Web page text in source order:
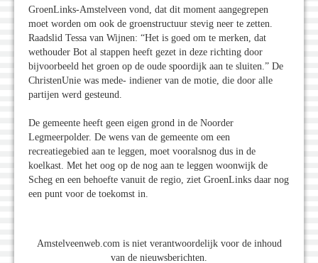
GroenLinks-Amstelveen vond, dat dit moment aangegrepen
moet worden om ook de groenstructuur stevig neer te zetten.
Raadslid Tessa van Wijnen: “Het is goed om te merken, dat
wethouder Bot al stappen heeft gezet in deze richting door
bijvoorbeeld het groen op de oude spoordijk aan te sluiten.” De
ChristenUnie was mede- indiener van de motie, die door alle
partijen werd gesteund.
De gemeente heeft geen eigen grond in de Noorder
Legmeerpolder. De wens van de gemeente om een
recreatiegebied aan te leggen, moet vooralsnog dus in de
koelkast. Met het oog op de nog aan te leggen woonwijk de
Scheg en een behoefte vanuit de regio, ziet GroenLinks daar nog
een punt voor de toekomst in.
Amstelveenweb.com is niet verantwoordelijk voor de inhoud
van de nieuwsberichten.